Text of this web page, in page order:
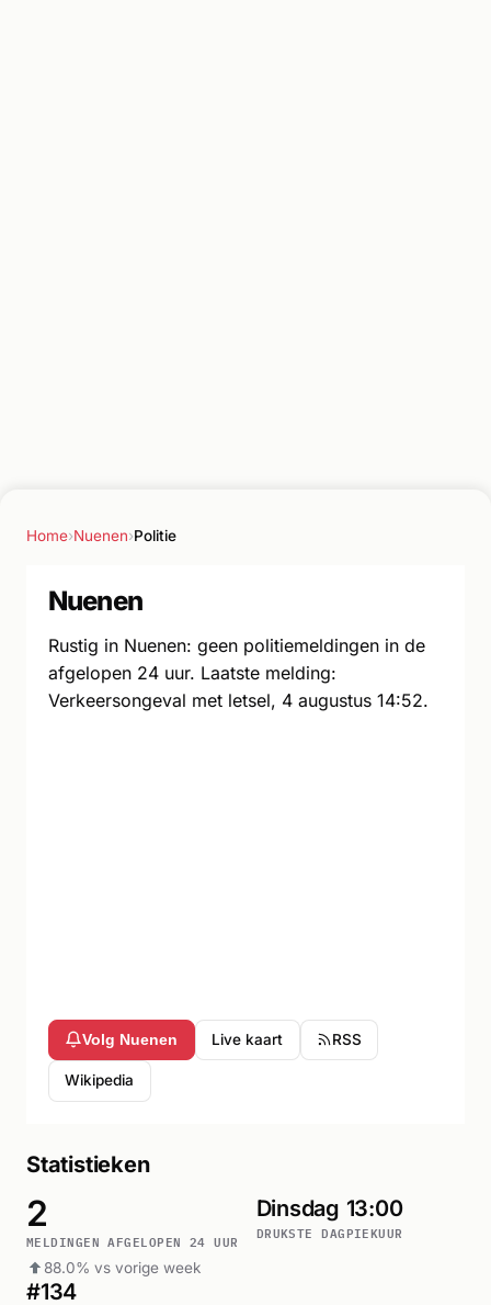
Home›Nuenen›Politie
Nuenen
Rustig in Nuenen: geen politiemeldingen in de
afgelopen 24 uur. Laatste melding:
Verkeersongeval met letsel, 4 augustus 14:52.
Volg Nuenen Live kaart RSS
Wikipedia
Statistieken
2
MELDINGEN AFGELOPEN 24 UUR
88.0% vs vorige week
Dinsdag
DRUKSTE DAG
13:00
PIEKUUR
#134